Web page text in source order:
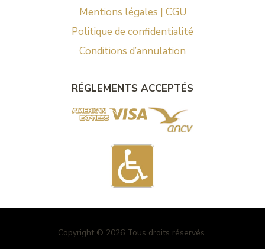
Mentions légales | CGU
Politique de confidentialité
Conditions d’annulation
RÉGLEMENTS ACCEPTÉS
Copyright © 2026 Tous droits réservés.